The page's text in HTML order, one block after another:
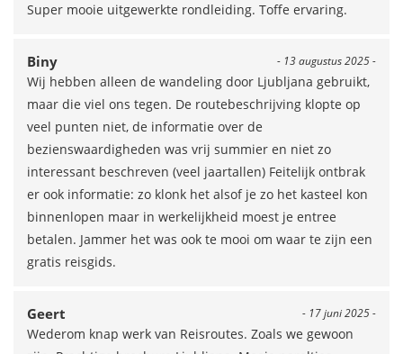
Super mooie uitgewerkte rondleiding. Toffe ervaring.
- 13 augustus 2025 -
Biny
Wij hebben alleen de wandeling door Ljubljana gebruikt,
maar die viel ons tegen. De routebeschrijving klopte op
veel punten niet, de informatie over de
bezienswaardigheden was vrij summier en niet zo
interessant beschreven (veel jaartallen) Feitelijk ontbrak
er ook informatie: zo klonk het alsof je zo het kasteel kon
binnenlopen maar in werkelijkheid moest je entree
betalen. Jammer het was ook te mooi om waar te zijn een
gratis reisgids.
- 17 juni 2025 -
Geert
Wederom knap werk van Reisroutes. Zoals we gewoon